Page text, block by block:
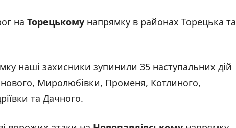
на Торецькому напрямку в районах Торецька та
наші захисники зупинили 35 наступальних дій
Миролюбівки, Променя, Котлиного,
та Дачного.